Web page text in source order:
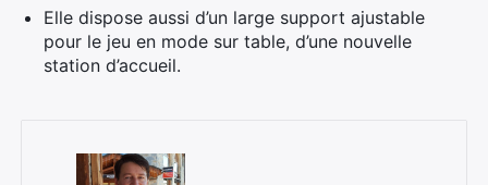
Elle dispose aussi d’un large support ajustable
pour le jeu en mode sur table, d’une nouvelle
station d’accueil.